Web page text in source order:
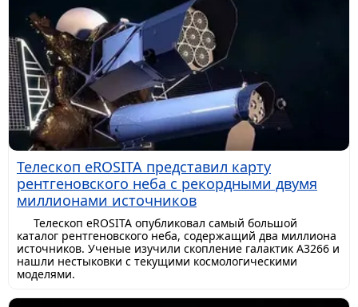
Телескоп eROSITA представил карту
рентгеновского неба с рекордными двумя
миллионами источников
Телескоп eROSITA опубликовал самый большой
каталог рентгеновского неба, содержащий два миллиона
источников. Ученые изучили скопление галактик A3266 и
нашли нестыковки с текущими космологическими
моделями.